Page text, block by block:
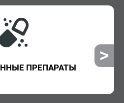
ПРЕПАРАТЫ